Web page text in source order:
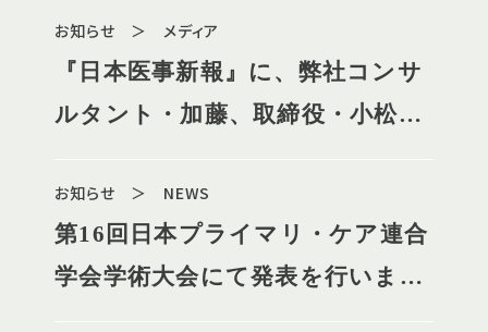
お知らせ ＞ メディア
『日本医事新報』に、弊社コンサ
ルタント・加藤、取締役・小松の
お知らせ ＞ NEWS
第16回日本プライマリ・ケア連合
学会学術大会にて発表を行いまし